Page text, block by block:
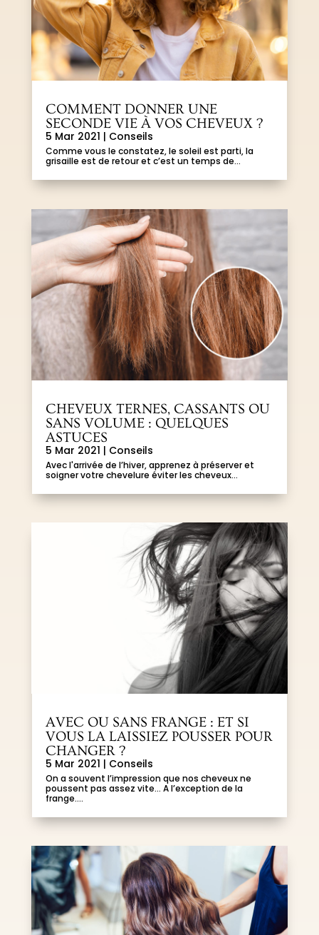
COMMENT DONNER UNE
SECONDE VIE À VOS CHEVEUX ?
5 Mar 2021 | Conseils
Comme vous le constatez, le soleil est parti, la
grisaille est de retour et c’est un temps de...
CHEVEUX TERNES, CASSANTS OU
SANS VOLUME : QUELQUES
ASTUCES
5 Mar 2021 | Conseils
Avec l'arrivée de l’hiver, apprenez à préserver et
soigner votre chevelure éviter les cheveux...
AVEC OU SANS FRANGE : ET SI
VOUS LA LAISSIEZ POUSSER POUR
CHANGER ?
5 Mar 2021 | Conseils
On a souvent l’impression que nos cheveux ne
poussent pas assez vite… A l’exception de la
frange....